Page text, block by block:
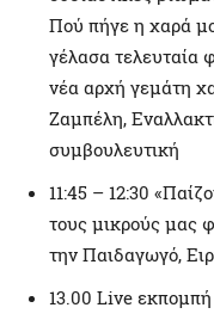
Πού πήγε η χαρά
γέλασα τελευταία
νέα αρχή γεμάτη
Ζαμπέλη,
συμβουλευτική
11:45 – 12:30
τους μικρούς μας
την Παιδαγωγό,
13.00 Live